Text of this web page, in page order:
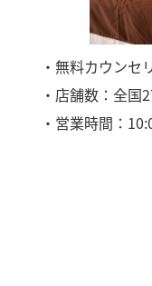
・無料カウンセ
・店舗数：全国
・営業時間：